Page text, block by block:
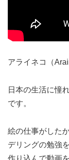
アライネコ（
日本の生活に憧
です。
絵の仕事がした
デリングの勉強
作り込んで動画